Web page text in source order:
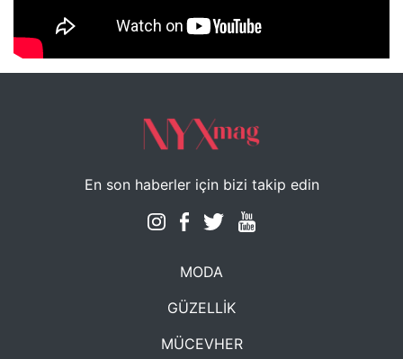
NYXmag 2. Yaş Kutlama Etkinliği
En son haberler için bizi takip edin
MODA
GÜZELLİK
MÜCEVHER